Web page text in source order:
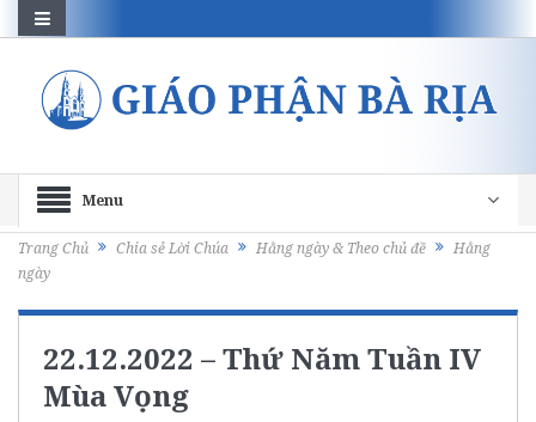
Menu
Trang Chủ Chia sẻ Lời Chúa Hằng ngày & Theo chủ đề
Hằng
ngày
22.12.2022 – Thứ Năm Tuần IV
Mùa Vọng